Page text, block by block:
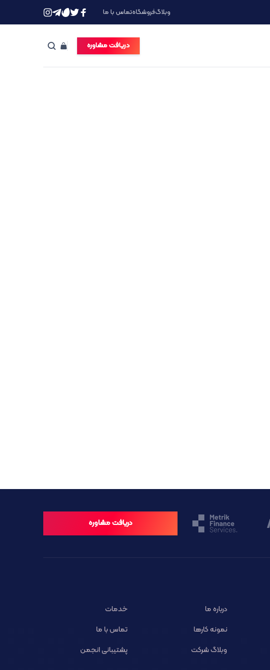
وبلاگفروشگاهتماس با ما
دریافت مشاوره
دریافت مشاوره
درباره ما
خدمات
نمونه کارها
تماس با ما
وبلاگ شرکت پشتیبانی انجمن